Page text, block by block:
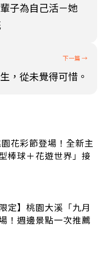
子為自己活－她
，從未覺得可惜。
花彩節登場！全新主
棒球＋花遊世界」接
定】桃園大溪「九月
！週邊景點一次推薦